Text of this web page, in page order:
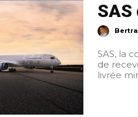
SAS, la
de recevoir le 1er exemplaire.
livrée